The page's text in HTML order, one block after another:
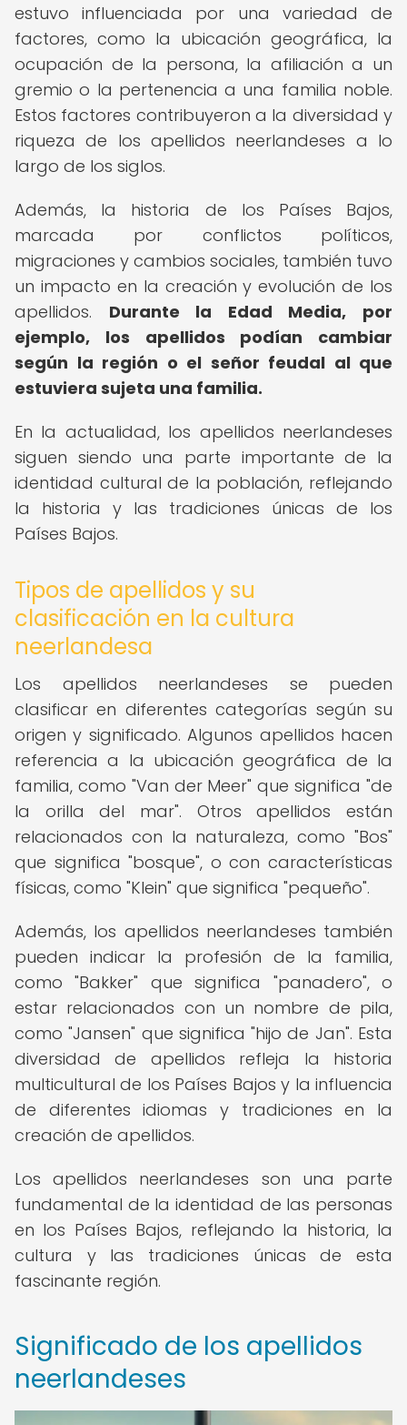
estuvo influenciada por una variedad de
factores, como la ubicación geográfica, la
ocupación de la persona, la afiliación a un
gremio o la pertenencia a una familia noble.
Estos factores contribuyeron a la diversidad y
riqueza de los apellidos neerlandeses a lo
largo de los siglos.
Además, la historia de los Países Bajos,
marcada por conflictos políticos,
migraciones y cambios sociales, también tuvo
un impacto en la creación y evolución de los
apellidos. Durante la Edad Media, por
ejemplo, los apellidos podían cambiar
según la región o el señor feudal al que
estuviera sujeta una familia.
En la actualidad, los apellidos neerlandeses
siguen siendo una parte importante de la
identidad cultural de la población, reflejando
la historia y las tradiciones únicas de los
Países Bajos.
Tipos de apellidos y su
clasificación en la cultura
neerlandesa
Los apellidos neerlandeses se pueden
clasificar en diferentes categorías según su
origen y significado. Algunos apellidos hacen
referencia a la ubicación geográfica de la
familia, como "Van der Meer" que significa "de
la orilla del mar". Otros apellidos están
relacionados con la naturaleza, como "Bos"
que significa "bosque", o con características
físicas, como "Klein" que significa "pequeño".
Además, los apellidos neerlandeses también
pueden indicar la profesión de la familia,
como "Bakker" que significa "panadero", o
estar relacionados con un nombre de pila,
como "Jansen" que significa "hijo de Jan". Esta
diversidad de apellidos refleja la historia
multicultural de los Países Bajos y la influencia
de diferentes idiomas y tradiciones en la
creación de apellidos.
Los apellidos neerlandeses son una parte
fundamental de la identidad de las personas
en los Países Bajos, reflejando la historia, la
cultura y las tradiciones únicas de esta
fascinante región.
Significado de los apellidos
neerlandeses